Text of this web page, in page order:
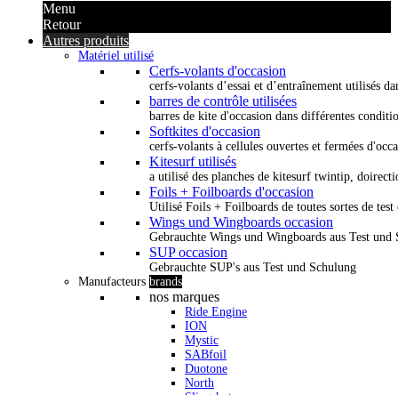
Menu
Retour
Autres produits
Matériel utilisé
Cerfs-volants d'occasion
cerfs-volants d’essai et d’entraînement utilisés
barres de contrôle utilisées
barres de kite d'occasion dans différentes
Softkites d'occasion
cerfs-volants à cellules ouvertes et fermées
Kitesurf utilisés
a utilisé des planches de kitesurf twintip,
Foils + Foilboards d'occasion
Utilisé Foils + Foilboards de toutes sortes de test
Wings und Wingboards occasion
Gebrauchte Wings und Wingboards aus Test und
SUP occasion
Gebrauchte SUP's aus Test und Schulung
Manufacteurs brands
nos marques
Ride Engine
ION
Mystic
SABfoil
Duotone
North